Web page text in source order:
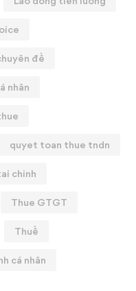
đề
nhân
quyet toan thue tndn
chinh
Thue GTGT
Thuế
cá nhân